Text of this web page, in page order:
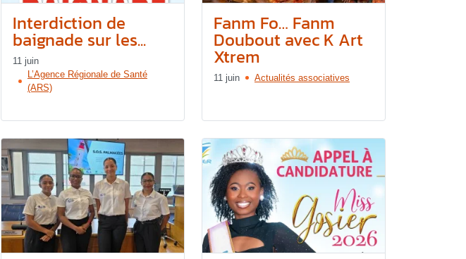
Interdiction de
baignade sur les...
11 juin
L’Agence Régionale de Santé
(ARS)
Fanm Fo… Fanm
Doubout avec K Art
Xtrem
11 juin Actualités associatives